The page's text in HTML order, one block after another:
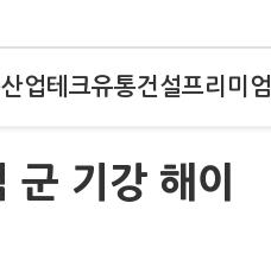
산업테크유통건설프리미엄
기강 해이